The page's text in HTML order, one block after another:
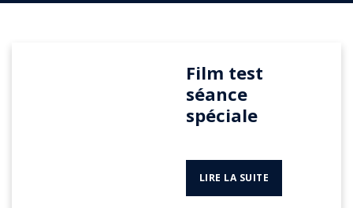
Film test
séance
spéciale
LIRE LA SUITE